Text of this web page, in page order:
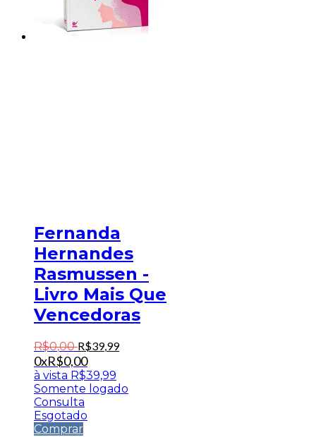
Fernanda
Hernandes
Rasmussen -
Livro Mais Que
Vencedoras
R$0,00 R$39,99
0xR$0,00
à vista R$39,99
Somente logado
Consulta
Esgotado
Comprar